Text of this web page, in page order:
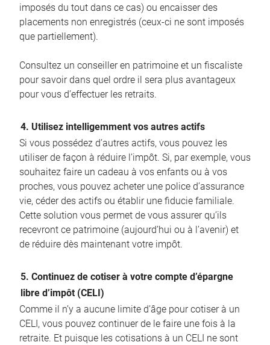
imposés du tout dans ce cas) ou encaisser des
placements non enregistrés (ceux-ci ne sont imposés
que partiellement).
Consultez un conseiller en patrimoine et un fiscaliste
pour savoir dans quel ordre il sera plus avantageux
pour vous d’effectuer les retraits.
4. Utilisez intelligemment vos autres actifs
Si vous possédez d’autres actifs, vous pouvez les
utiliser de façon à réduire l’impôt. Si, par exemple, vous
souhaitez faire un cadeau à vos enfants ou à vos
proches, vous pouvez acheter une police d’assurance
vie, céder des actifs ou établir une fiducie familiale.
Cette solution vous permet de vous assurer qu’ils
recevront ce patrimoine (aujourd’hui ou à l’avenir) et
de réduire dès maintenant votre impôt.
5. Continuez de cotiser à votre compte d’épargne
libre d’impôt (CELI)
Comme il n’y a aucune limite d’âge pour cotiser à un
CELI, vous pouvez continuer de le faire une fois à la
retraite. Et puisque les cotisations à un CELI ne sont